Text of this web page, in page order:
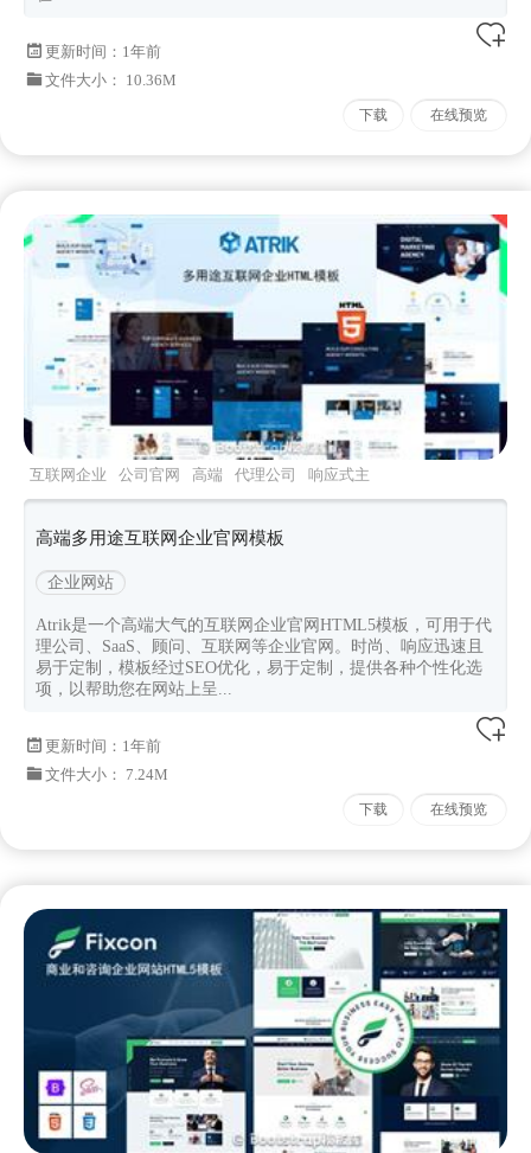
更新时间： 1年前
文件大小： 10.36M
下载 在线预览
互联网企业 公司官网 高端 代理公司
响应式主
页
高端多用途互联网企业官网模板
企业网站
Atrik是一个高端大气的互联网企业官网HTML5模板，可用于代
理公司、SaaS、顾问、互联网等企业官网。时尚、响应迅速且
易于定制，模板经过SEO优化，易于定制，提供各种个性化选
项，以帮助您在网站上呈...
更新时间： 1年前
文件大小： 7.24M
下载 在线预览